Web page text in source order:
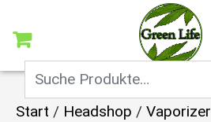
Start / Headshop / Vaporizer